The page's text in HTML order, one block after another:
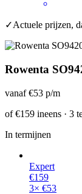
✓Actuele prijzen,
Rowenta
vanaf€53 p/m
of€159 ineens · 3
In termijnen
Expert
€159
3× €53